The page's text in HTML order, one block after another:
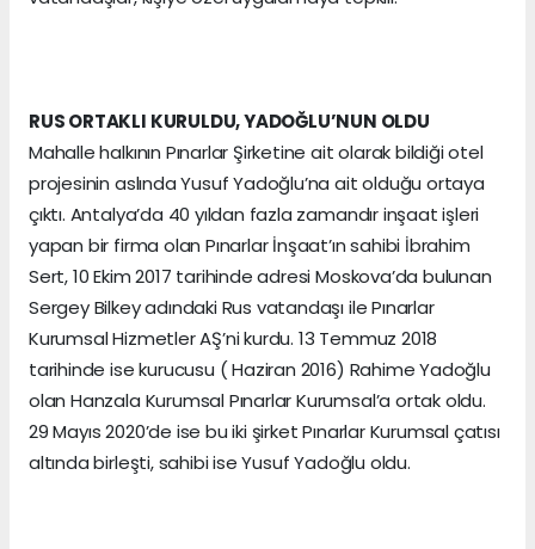
RUS ORTAKLI KURULDU, YADOĞLU’NUN OLDU
Mahalle halkının Pınarlar Şirketine ait olarak bildiği otel
projesinin aslında Yusuf Yadoğlu’na ait olduğu ortaya
çıktı. Antalya’da 40 yıldan fazla zamandır inşaat işleri
yapan bir firma olan Pınarlar İnşaat’ın sahibi İbrahim
Sert, 10 Ekim 2017 tarihinde adresi Moskova’da bulunan
Sergey Bilkey adındaki Rus vatandaşı ile Pınarlar
Kurumsal Hizmetler AŞ’ni kurdu. 13 Temmuz 2018
tarihinde ise kurucusu ( Haziran 2016) Rahime Yadoğlu
olan Hanzala Kurumsal Pınarlar Kurumsal’a ortak oldu.
29 Mayıs 2020’de ise bu iki şirket Pınarlar Kurumsal çatısı
altında birleşti, sahibi ise Yusuf Yadoğlu oldu.